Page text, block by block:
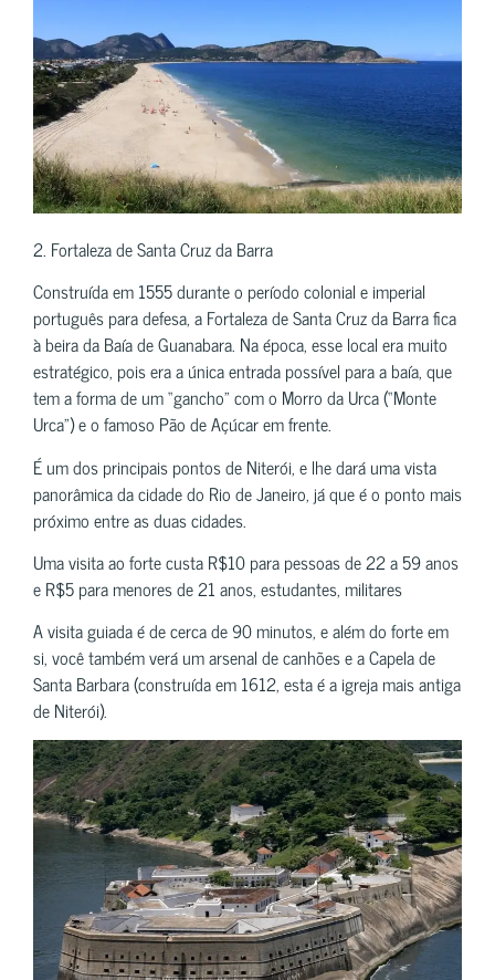
2. Fortaleza de Santa Cruz da Barra
Construída em 1555 durante o período colonial e imperial
português para defesa, a Fortaleza de Santa Cruz da Barra fica
à beira da Baía de Guanabara. Na época, esse local era muito
estratégico, pois era a única entrada possível para a baía, que
tem a forma de um “gancho” com o Morro da Urca (“Monte
Urca”) e o famoso Pão de Açúcar em frente.
É um dos principais pontos de Niterói, e lhe dará uma vista
panorâmica da cidade do Rio de Janeiro, já que é o ponto mais
próximo entre as duas cidades.
Uma visita ao forte custa R$10 para pessoas de 22 a 59 anos
e R$5 para menores de 21 anos, estudantes, militares
A visita guiada é de cerca de 90 minutos, e além do forte em
si, você também verá um arsenal de canhões e a Capela de
Santa Barbara (construída em 1612, esta é a igreja mais antiga
de Niterói).